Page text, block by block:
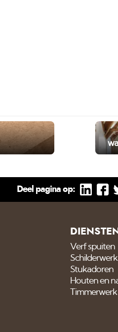
Deel pagina op:
Verf spuiten
Schilderwerk
Stukadoren
Houten en